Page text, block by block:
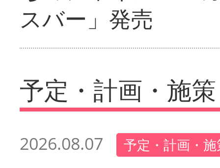
スバー」発売
予定・計画・施策
2026.08.07 予定・計画・